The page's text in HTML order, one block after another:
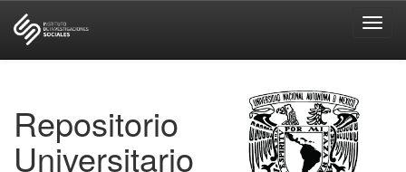
Repositorio
Universitario